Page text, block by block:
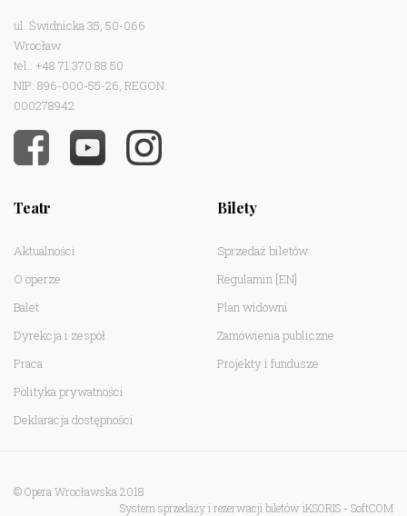
ul. Świdnicka 35, 50-066
Wrocław
tel.: +48 71 370 88 50
NIP: 896-000-55-26, REGON:
000278942
Teatr
Aktualności
O operze
Balet
Dyrekcja i zespół
Praca
Polityka prywatności
Deklaracja dostępności
Bilety
Sprzedaż biletów
Regulamin [EN]
Plan widowni
Zamówienia publiczne
Projekty i fundusze
© Opera Wrocławska 2018
System sprzedaży i rezerwacji biletów iKSORIS - SoftCOM